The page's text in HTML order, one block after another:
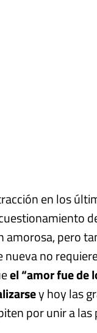
en los
amorosa, pero
nueva no
el “amor fue de
y hoy las
por unir a las